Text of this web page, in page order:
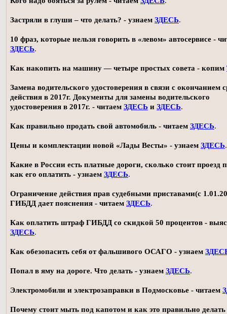
Застряли в глуши – что делать? - узнаем ЗДЕСЬ.
10 фраз, которые нельзя говорить в «левом» автосервисе -
ЗДЕСЬ.
Как накопить на машину — четыре простых совета - копим
Замена водительского удостоверения в связи с окончанием
действия в 2017г. Документы для замены водительского
удостоверения в 2017г. - читаем ЗДЕСЬ и ЗДЕСЬ.
Как правильно продать свой автомобиль - читаем ЗДЕСЬ.
Цены и комплектации новой «Лады Весты» - узнаем ЗДЕСЬ.
Какие в России есть платные дороги, сколько стоит проезд
как его оплатить - узнаем ЗДЕСЬ.
Ограничение действия прав судебными приставами(с
ГИБДД дает пояснения - читаем ЗДЕСЬ.
Как оплатить штраф ГИБДД со скидкой 50 процентов -
ЗДЕСЬ.
Как обезопасить себя от фальшивого ОСАГО - узнаем
Попал в яму на дороге. Что делать - узнаем ЗДЕСЬ.
Электромобили и электрозаправки в Подмосковье - читаем
Почему стоит мыть под капотом и как это правильно делать